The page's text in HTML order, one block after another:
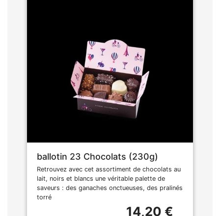
ballotin 23 Chocolats (230g)
Retrouvez avec cet assortiment de chocolats au
lait, noirs et blancs une véritable palette de
saveurs : des ganaches onctueuses, des pralinés
torré
14,20 €